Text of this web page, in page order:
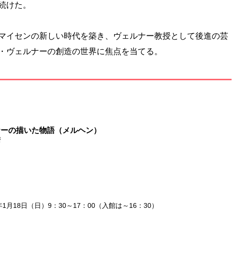
けた。
イセンの新しい時代を築き、ヴェルナー教授として後進の芸
ヴェルナーの創造の世界に焦点を当てる。
の描いた物語（メルヘン）
⽉18⽇（⽇）9：30～17：00（入館は～16：30）